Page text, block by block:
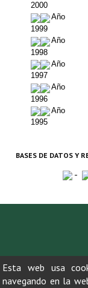
2000
Año
1999
Año
1998
Año
1997
Año
1996
Año
1995
BASES DE DATOS Y
-
Esta web usa
navegando en la